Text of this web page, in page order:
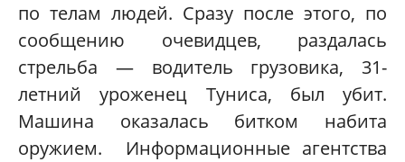
по телам людей. Сразу после этого, по
сообщению очевидцев, раздалась
стрельба — водитель грузовика, 31-
летний уроженец Туниса, был убит.
Машина оказалась битком набита
оружием. Информационные агентства